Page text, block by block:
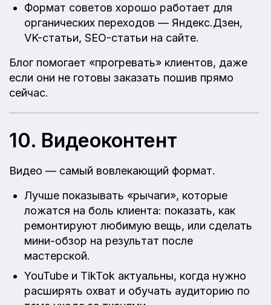
Формат советов хорошо работает для
органических переходов — Яндекс.Дзен,
VK-статьи, SEO-статьи на сайте.
Блог помогает «прогревать» клиентов, даже
если они не готовы заказать пошив прямо
сейчас.
10. Видеоконтент
Видео — самый вовлекающий формат.
Лучше показывать «рычаги», которые
ложатся на боль клиента: показать, как
ремонтируют любимую вещь, или сделать
мини-обзор на результат после
мастерской.
YouTube и TikTok актуальны, когда нужно
расширять охват и обучать аудиторию по